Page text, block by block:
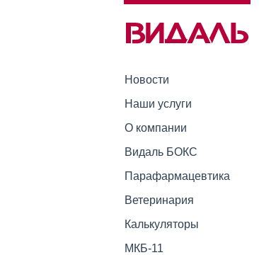
Новости
Наши услуги
О компании
Видаль БОКС
Парафармацевтика
Ветеринария
Калькуляторы
МКБ-11